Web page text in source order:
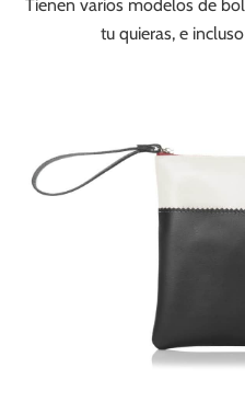
Tienen varios modelos de
tu quieras, e